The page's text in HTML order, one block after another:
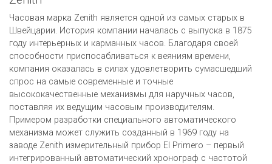
Часовая марка Zenith является одной из самых старых в
Швейцарии. История компании началась с выпуска в 1875
году интерьерных и карманных часов. Благодаря своей
способности приспосабливаться к веяниям времени,
компания оказалась в силах удовлетворить сумасшедший
спрос на самые современные и точные
высококачественные механизмы для наручных часов,
поставляя их ведущим часовым производителям.
Примером разработки специального автоматического
механизма может служить созданный в 1969 году на
заводе Zenith измерительный прибор El Primero – первый
интегрированный автоматический хронограф с частотой